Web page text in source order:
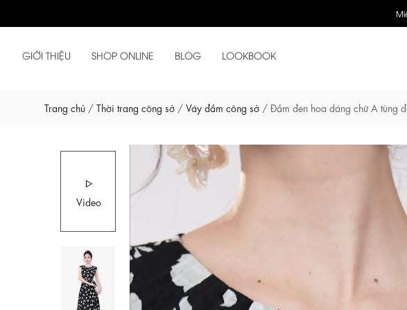
GIỚI THIỆU SHOP ONLINE BLOG LOOKBOOK
Trang chủ / Thời trang công sở / Váy đầm công sở / Đầm đen hoa dáng chữ A tùng
Video